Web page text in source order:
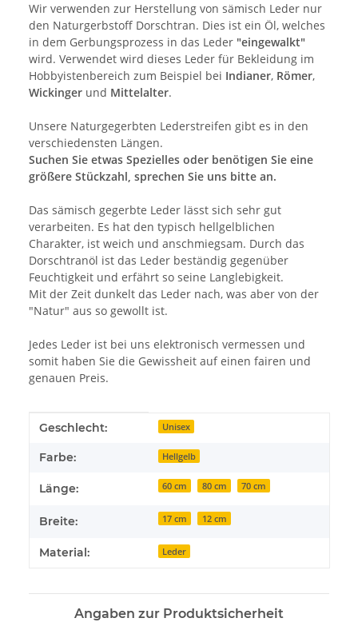
Wir verwenden zur Herstellung von sämisch Leder nur
den Naturgerbstoff Dorschtran. Dies ist ein Öl, welches
in dem Gerbungsprozess in das Leder "eingewalkt"
wird. Verwendet wird dieses Leder für Bekleidung im
Hobbyistenbereich zum Beispiel bei Indianer, Römer,
Wickinger und Mittelalter.
Unsere Naturgegerbten Lederstreifen gibt es in den
verschiedensten Längen.
Suchen Sie etwas Spezielles oder benötigen Sie eine
größere Stückzahl, sprechen Sie uns bitte an.
Das sämisch gegerbte Leder lässt sich sehr gut
verarbeiten. Es hat den typisch hellgelblichen
Charakter, ist weich und anschmiegsam. Durch das
Dorschtranöl ist das Leder beständig gegenüber
Feuchtigkeit und erfährt so seine Langlebigkeit.
Mit der Zeit dunkelt das Leder nach, was aber von der
"Natur" aus so gewollt ist.
Jedes Leder ist bei uns elektronisch vermessen und
somit haben Sie die Gewissheit auf einen fairen und
genauen Preis.
Produkteigenschaft
Wert
Geschlecht: Unisex
Farbe: Hellgelb
Länge: 60 cm 80 cm 70 cm
Breite: 17 cm 12 cm
Material: Leder
Angaben zur Produktsicherheit